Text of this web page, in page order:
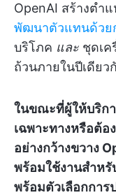
OpenAI สร้างตำ
พัฒนาตัวแทนด้วย
บริโภค และ ชุดเ
ถ้วนภายในปีเดียว
ในขณะที่ผู้ให้บริก
เฉพาะทางหรือต้อ
อย่างกว้างขวาง
พร้อมใช้งานสำห
พร้อมตัวเลือกการ